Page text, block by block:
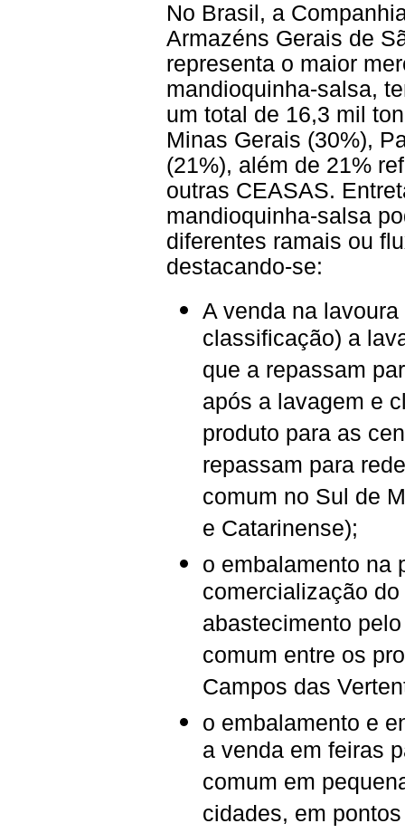
No Brasil, a
Armazéns Gerais de
representa o maior
mandioquinha-salsa,
um total de 16,3 mil
Minas Gerais (30%),
(21%), além de 21%
outras CEASAS.
mandioquinha-salsa
diferentes ramais ou
destacando-se:
A venda na
classificação) a
que a repassam
após a lavagem e
produto para as
repassam para
comum no Sul de
e Catarinense);
o embalamento na
comercialização
abastecimento
comum entre os
Campos das
o embalamento e
a venda em feiras
comum em
cidades, em